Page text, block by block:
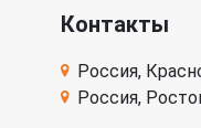
Контакты
Россия,
Россия,